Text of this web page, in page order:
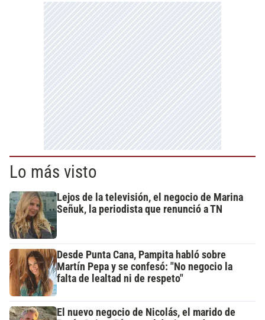
Lo más visto
Lejos de la televisión, el negocio de Marina
Señuk, la periodista que renunció a TN
Desde Punta Cana, Pampita habló sobre
Martín Pepa y se confesó: "No negocio la
falta de lealtad ni de respeto"
El nuevo negocio de Nicolás, el marido de